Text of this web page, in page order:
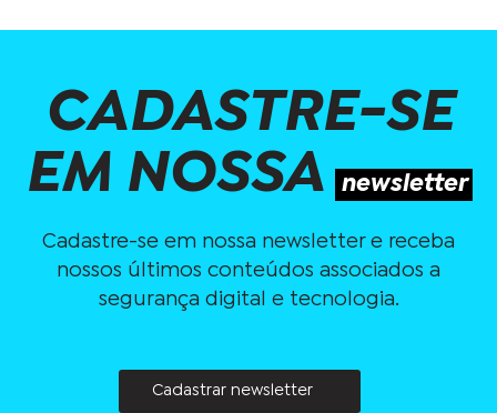
CADASTRE-SE
EM NOSSA newsletter
Cadastre-se em nossa newsletter e receba
nossos últimos conteúdos associados a
segurança digital e tecnologia.
Cadastrar newsletter